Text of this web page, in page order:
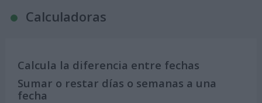
Calculadoras
Calcula la diferencia entre fechas
Sumar o restar días o semanas a una
fecha